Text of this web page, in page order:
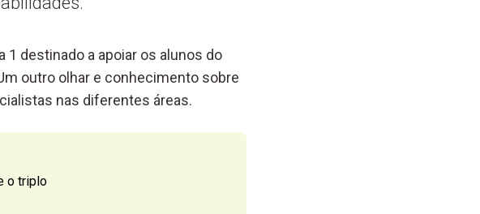
1 destinado a apoiar os alunos do
outro olhar e conhecimento sobre
nas diferentes áreas.
o triplo